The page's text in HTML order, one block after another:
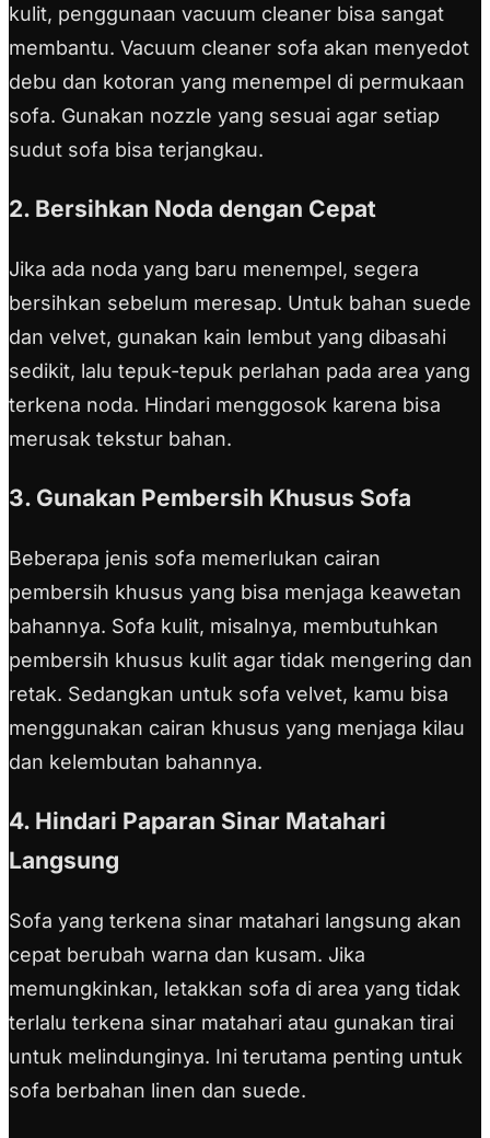
kulit, penggunaan vacuum cleaner bisa sangat
membantu. Vacuum cleaner sofa akan menyedot
debu dan kotoran yang menempel di permukaan
sofa. Gunakan nozzle yang sesuai agar setiap
sudut sofa bisa terjangkau.
2. Bersihkan Noda dengan Cepat
Jika ada noda yang baru menempel, segera
bersihkan sebelum meresap. Untuk bahan suede
dan velvet, gunakan kain lembut yang dibasahi
sedikit, lalu tepuk-tepuk perlahan pada area yang
terkena noda. Hindari menggosok karena bisa
merusak tekstur bahan.
3. Gunakan Pembersih Khusus Sofa
Beberapa jenis sofa memerlukan cairan
pembersih khusus yang bisa menjaga keawetan
bahannya. Sofa kulit, misalnya, membutuhkan
pembersih khusus kulit agar tidak mengering dan
retak. Sedangkan untuk sofa velvet, kamu bisa
menggunakan cairan khusus yang menjaga kilau
dan kelembutan bahannya.
4. Hindari Paparan Sinar Matahari
Langsung
Sofa yang terkena sinar matahari langsung akan
cepat berubah warna dan kusam. Jika
memungkinkan, letakkan sofa di area yang tidak
terlalu terkena sinar matahari atau gunakan tirai
untuk melindunginya. Ini terutama penting untuk
sofa berbahan linen dan suede.